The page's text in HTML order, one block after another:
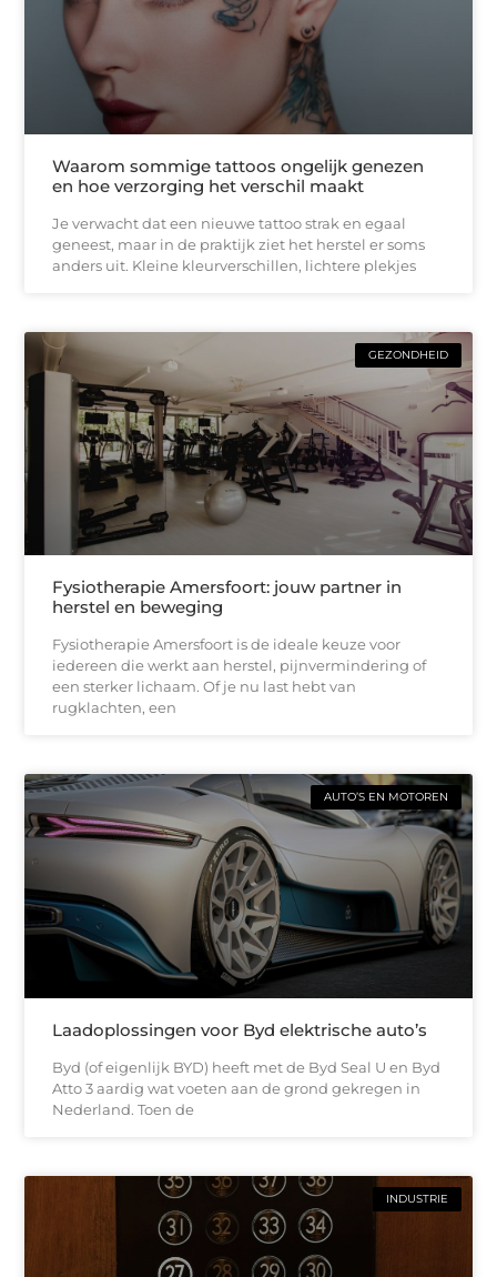
Waarom sommige tattoos ongelijk genezen
en hoe verzorging het verschil maakt
Je verwacht dat een nieuwe tattoo strak en egaal
geneest, maar in de praktijk ziet het herstel er soms
anders uit. Kleine kleurverschillen, lichtere plekjes
GEZONDHEID
Fysiotherapie Amersfoort: jouw partner in
herstel en beweging
Fysiotherapie Amersfoort is de ideale keuze voor
iedereen die werkt aan herstel, pijnvermindering of
een sterker lichaam. Of je nu last hebt van
rugklachten, een
AUTO’S EN MOTOREN
Laadoplossingen voor Byd elektrische auto’s
Byd (of eigenlijk BYD) heeft met de Byd Seal U en Byd
Atto 3 aardig wat voeten aan de grond gekregen in
Nederland. Toen de
INDUSTRIE